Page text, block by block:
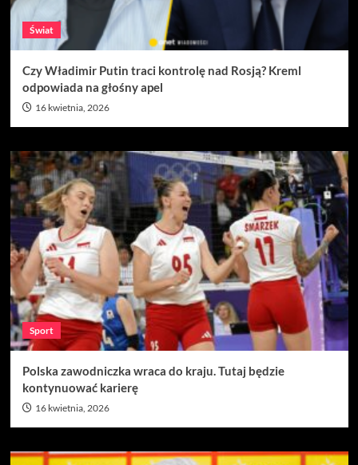
Świat
Czy Władimir Putin traci kontrolę nad Rosją? Kreml
odpowiada na głośny apel
16 kwietnia, 2026
Sport
Polska zawodniczka wraca do kraju. Tutaj będzie
kontynuować karierę
16 kwietnia, 2026